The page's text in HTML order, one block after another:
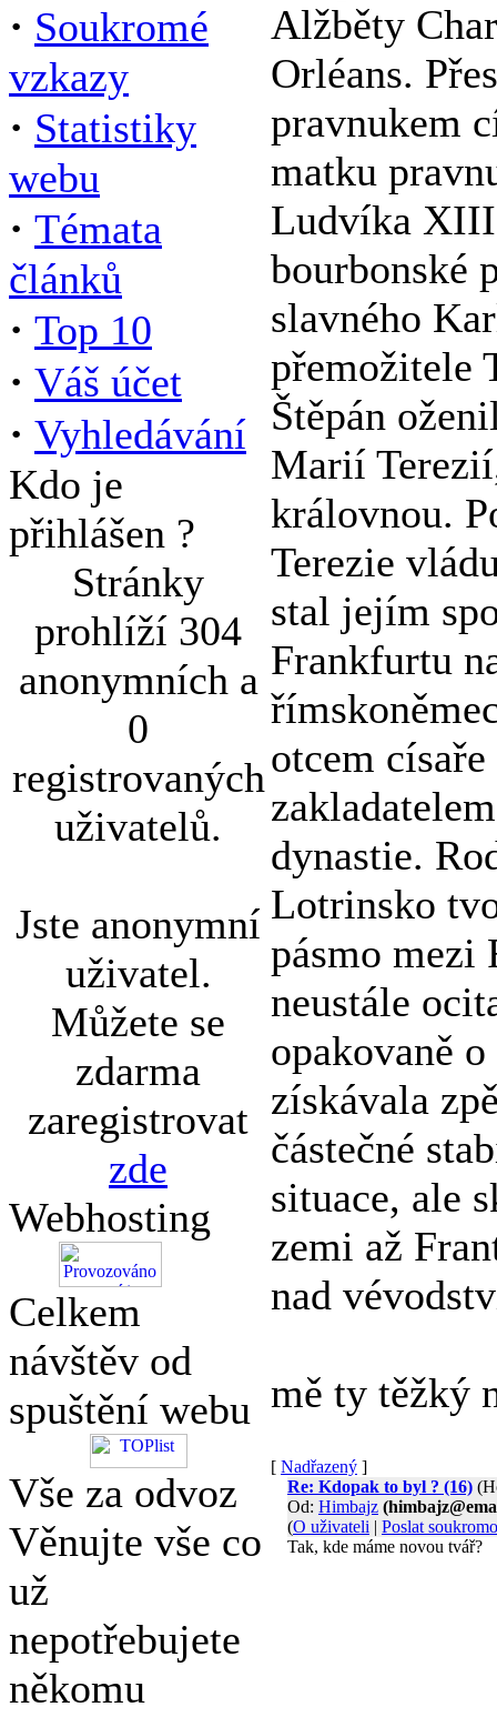
· Soukromé
vzkazy
· Statistiky
webu
· Témata
článků
· Top 10
· Váš účet
· Vyhledávání
Kdo je
přihlášen ?
Stránky
prohlíží 304
anonymních a
0
registrovaných
uživatelů.
Jste anonymní
uživatel.
Můžete se
zdarma
zaregistrovat
zde
Webhosting
Celkem
návštěv od
spuštění webu
Vše za odvoz
Věnujte vše co
už
nepotřebujete
někomu
Alžběty
Orléans.
pravnukem
matku
Ludvíka
bourbonské
slavného
přemožitele
Štěpán
Marií
královnou.
Terezie
stal jejím
Frankfurtu
otcem
dynastie.
Lotrinsko
pásmo mezi
neustále
opakovaně
získávala
částečné
situace, ale
zemi až
nad
mě ty těžký
[ Nadřazený ]
Re: Kdopak to byl ? (16)
Od: Himbajz
(O uživateli | Poslat
Tak, kde máme novou tvář?